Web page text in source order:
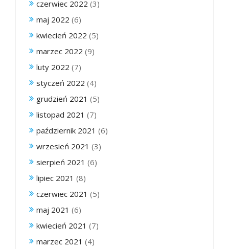
czerwiec 2022 (3)
maj 2022 (6)
kwiecień 2022 (5)
marzec 2022 (9)
luty 2022 (7)
styczeń 2022 (4)
grudzień 2021 (5)
listopad 2021 (7)
październik 2021 (6)
wrzesień 2021 (3)
sierpień 2021 (6)
lipiec 2021 (8)
czerwiec 2021 (5)
maj 2021 (6)
kwiecień 2021 (7)
marzec 2021 (4)